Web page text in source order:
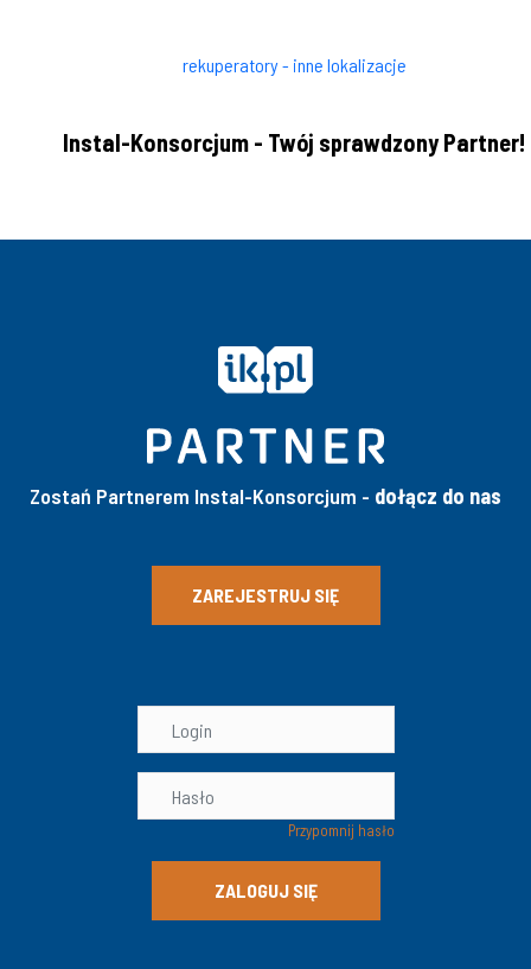
rekuperatory - inne lokalizacje
Instal-Konsorcjum - Twój sprawdzony Partner!
Zostań Partnerem Instal-Konsorcjum - dołącz do nas
ZAREJESTRUJ SIĘ
Przypomnij hasło
ZALOGUJ SIĘ